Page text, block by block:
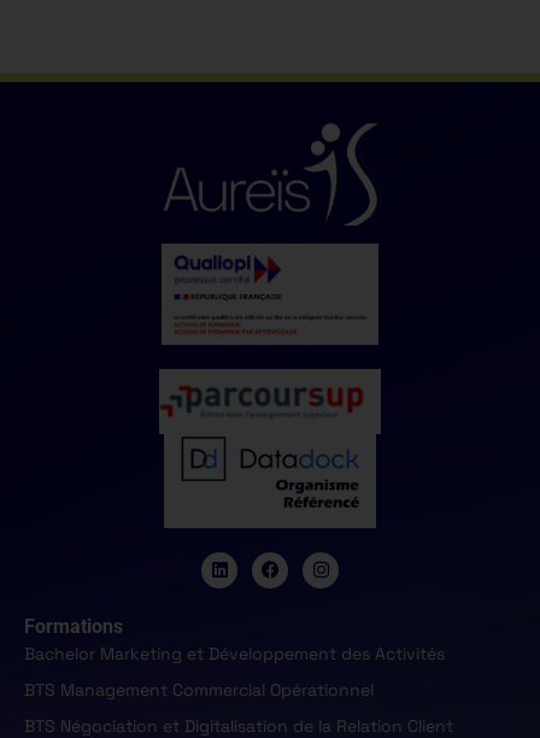
Formations
Bachelor Marketing et Développement des Activités
BTS Management Commercial Opérationnel
BTS Négociation et Digitalisation de la Relation Client